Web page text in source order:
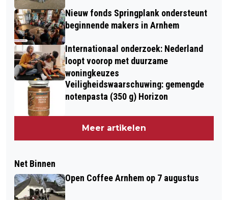
Nieuw fonds Springplank ondersteunt
beginnende makers in Arnhem
Internationaal onderzoek: Nederland
loopt voorop met duurzame
woningkeuzes
Veiligheidswaarschuwing: gemengde
notenpasta (350 g) Horizon
Meer artikelen
Net Binnen
Open Coffee Arnhem op 7 augustus